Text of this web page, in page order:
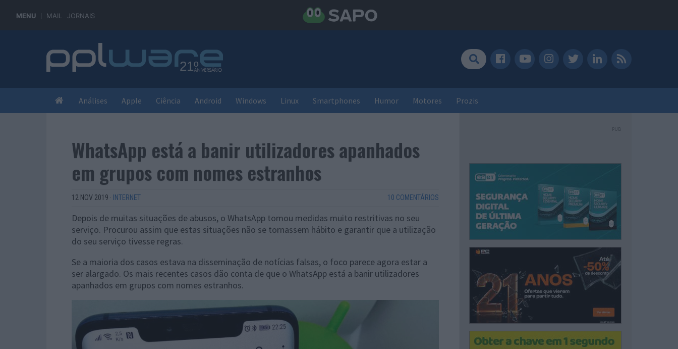
MENU MAIL JORNAIS
Análises Apple Ciência Android Windows Linux Smartphones Humor Motores Prozis
WhatsApp está a banir utilizadores apanhados
em grupos com nomes estranhos
12 NOV 2019 · INTERNET 10 COMENTÁRIOS
Depois de muitas situações de abusos, o WhatsApp tomou medidas muito restritivas no seu
serviço. Procurou assim que estas situações não se tornassem hábito e garantir que a utilização
do seu serviço tivesse regras.
Se a maioria dos casos estava na disseminação de notícias falsas, o foco parece agora estar a
ser alargado. Os mais recentes casos dão conta de que o WhatsApp está a banir utilizadores
apanhados em grupos com nomes estranhos.
PUB